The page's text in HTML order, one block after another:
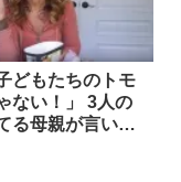
どもたちのトモ
ない！」 3人の
る母親が言いた